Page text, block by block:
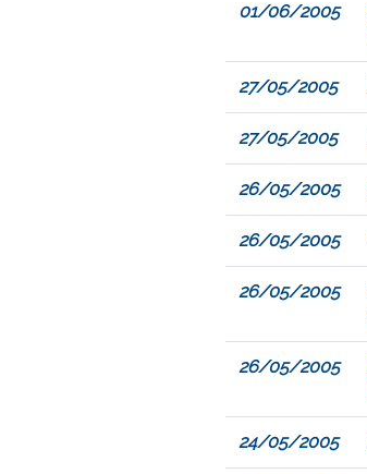
01/06/2005
27/05/2005
27/05/2005
26/05/2005
26/05/2005
26/05/2005
26/05/2005
24/05/2005